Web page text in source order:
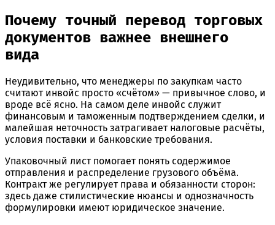
Почему точный перевод торговых
документов важнее внешнего
вида
Неудивительно, что менеджеры по закупкам часто
считают инвойс просто «счётом» — привычное слово, и
вроде всё ясно. На самом деле инвойс служит
финансовым и таможенным подтверждением сделки, и
малейшая неточность затрагивает налоговые расчёты,
условия поставки и банковские требования.
Упаковочный лист помогает понять содержимое
отправления и распределение грузового объёма.
Контракт же регулирует права и обязанности сторон:
здесь даже стилистические нюансы и однозначность
формулировки имеют юридическое значение.